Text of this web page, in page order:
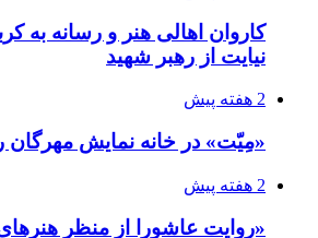
کاروان اهالی هنر و رسانه به
نیایت از رهبر شهید
2 هفته پیش
«مِیّت» در خانه نمایش
2 هفته پیش
«روایت عاشورا از منظر هنرهای